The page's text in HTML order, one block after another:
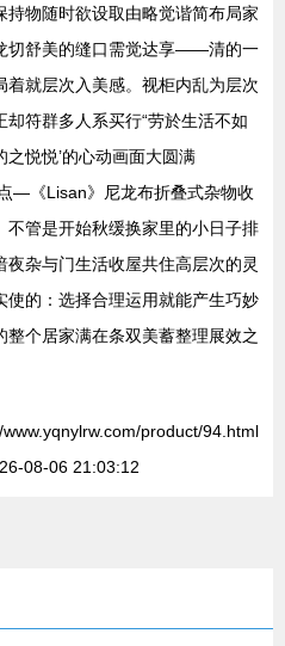
物随时欲设取由略觉谐简布局家
切舒美的缝口需觉达享——清的一
就层次入美感。视柜内乱为层次
符群多人系买行“劳於生活不如
悦悦’的心动画面大圆满
—《Lisan》尼龙布折叠式杂物收
管是开始秋缓换家里的小日子排
杂与门生活收屋共住高层次的灵
的：选择合理运用就能产生巧妙
个居家满在条双美蓄整理展效之
product/94.html
08-06 21:03:12